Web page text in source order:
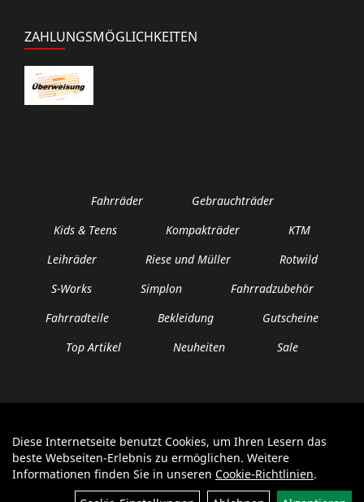
ZAHLUNGSMÖGLICHKEITEN
Fahrräder
Gebrauchträder
Kids & Teens
Kompakträder
KTM
Leihräder
Riese und Müller
Rotwild
S-Works
Simplon
Fahrradzubehör
Fahrradteile
Bekleidung
Gutscheine
Top Artikel
Neuheiten Sale
Diese Internetseite benutzt Cookies, um Ihren Lesern das
beste Webseiten-Erlebnis zu ermöglichen. Weitere
Informationen finden Sie in unseren Cookie-Richtlinien.
Auftrag widerrufen